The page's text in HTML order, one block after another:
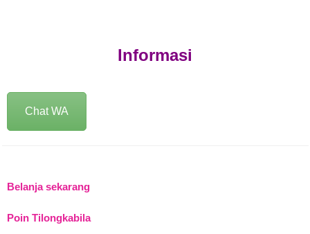
Informasi
Chat WA
Belanja sekarang
Poin Tilongkabila